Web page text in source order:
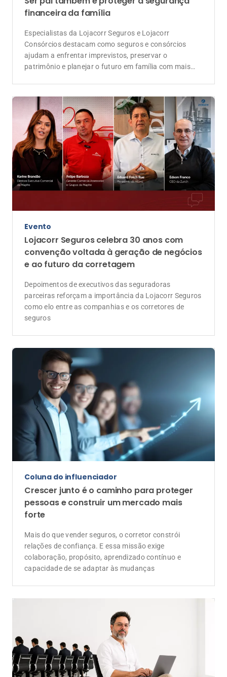
financeira da família
Especialistas da Lojacorr Seguros e Lojacorr
Consórcios destacam como seguros e consórcios
ajudam a enfrentar imprevistos, preservar o
patrimônio e planejar o futuro em família com mais
Evento
Lojacorr Seguros celebra 30 anos com
convenção voltada à geração de negócios
e ao futuro da corretagem
Depoimentos de executivos das seguradoras
parceiras reforçam a importância da Lojacorr Seguros
como elo entre as companhias e os corretores de
seguros
Coluna do influenciador
Crescer junto é o caminho para proteger
pessoas e construir um mercado mais
forte
Mais do que vender seguros, o corretor constrói
relações de confiança. E essa missão exige
colaboração, propósito, aprendizado contínuo e
capacidade de se adaptar às mudanças